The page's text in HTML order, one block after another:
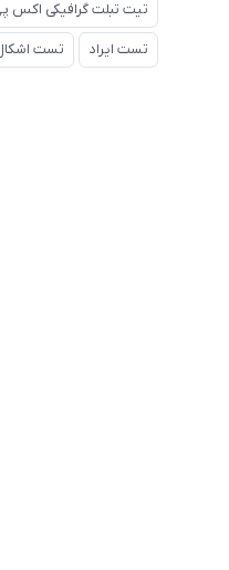
تیت تبلت گرافیکی اکس
تست ایراد تست